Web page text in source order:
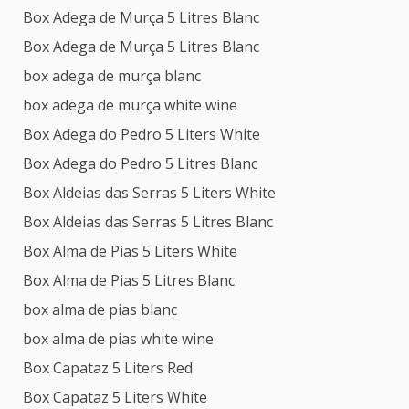
Box Adega de Murça 5 Litres Blanc
Box Adega de Murça 5 Litres Blanc
box adega de murça blanc
box adega de murça white wine
Box Adega do Pedro 5 Liters White
Box Adega do Pedro 5 Litres Blanc
Box Aldeias das Serras 5 Liters White
Box Aldeias das Serras 5 Litres Blanc
Box Alma de Pias 5 Liters White
Box Alma de Pias 5 Litres Blanc
box alma de pias blanc
box alma de pias white wine
Box Capataz 5 Liters Red
Box Capataz 5 Liters White